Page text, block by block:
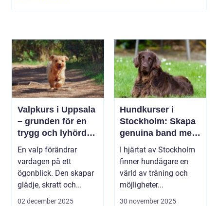
Valpkurs i Uppsala
– grunden för en
trygg och lyhörd
hund
En valp förändrar
vardagen på ett
ögonblick. Den skapar
glädje, skratt och...
02 december 2025
Hundkurser i
Stockholm: Skapa
genuina band med
din hund
I hjärtat av Stockholm
finner hundägare en
värld av träning och
möjligheter...
30 november 2025